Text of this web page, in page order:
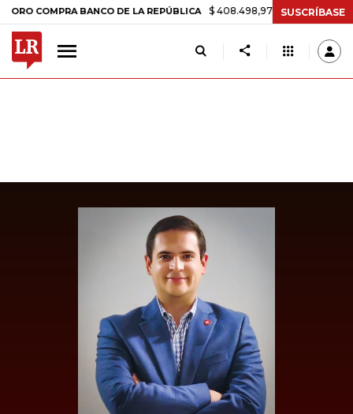
BANCO DE LA REPÚBLICA $ 408.498,97 +$ 8.753,81 +2,19%
SUSCRÍBASE